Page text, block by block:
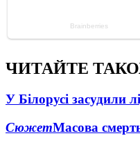
ЧИТАЙТЕ
У Білорусі засудили
СюжетМасова